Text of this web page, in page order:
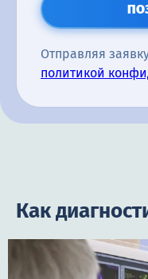
Отправляя
политикой
Как